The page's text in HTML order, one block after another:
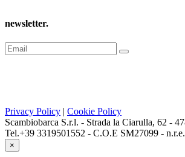
newsletter.
Privacy Policy | Cookie Policy
Scambiobarca S.r.l. - Strada la Ciarulla, 62 -
Tel.+39 3319501552 - C.O.E SM27099 -
×